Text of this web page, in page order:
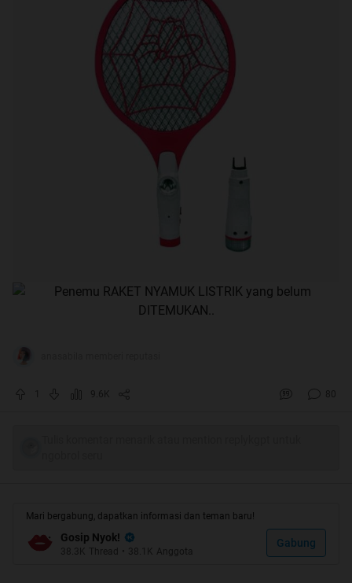
9.6K 80
Mari bergabung, dapatkan informasi dan teman baru!
Gosip Nyok!
38.3K Thread • 38.1K Anggota
Gabung